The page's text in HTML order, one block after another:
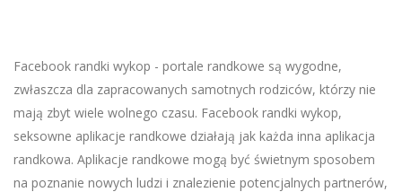
Facebook randki wykop - portale randkowe są wygodne,
zwłaszcza dla zapracowanych samotnych rodziców, którzy nie
mają zbyt wiele wolnego czasu. Facebook randki wykop,
seksowne aplikacje randkowe działają jak każda inna aplikacja
randkowa. Aplikacje randkowe mogą być świetnym sposobem
na poznanie nowych ludzi i znalezienie potencjalnych partnerów,